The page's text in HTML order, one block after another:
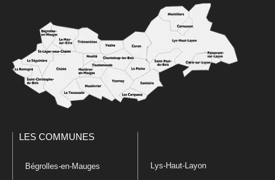
LES COMMUNES
Bégrolles-en-Mauges Lys-Haut-Layon